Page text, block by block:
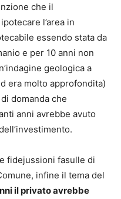
che il
l’area in
essendo stata da
e per 10 anni non
geologica a
era molto approfondita)
domanda che
anni avrebbe avuto
fidejussioni fasulle di
infine il tema del
il privato avrebbe